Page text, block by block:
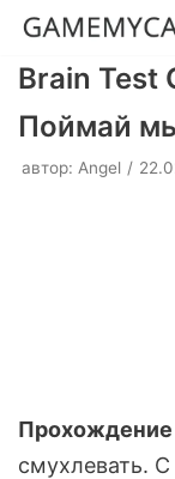
Перейти
содержимому
Brain Test
Поймай
автор: Angel
Прохождение
смухлевать.